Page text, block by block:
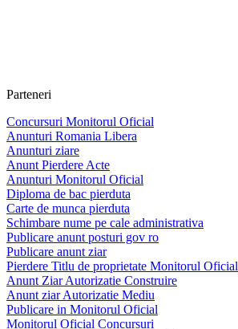
Parteneri
Concursuri Monitorul Oficial
Anunturi Romania Libera
Anunturi ziare
Anunt Pierdere Acte
Anunturi Monitorul Oficial
Diploma de bac pierduta
Carte de munca pierduta
Schimbare nume pe cale administrativa
Publicare anunt posturi gov ro
Publicare anunt ziar
Pierdere Titlu de proprietate Monitorul Oficial
Anunt Ziar Autorizatie Construire
Anunt ziar Autorizatie Mediu
Publicare in Monitorul Oficial
Monitorul Oficial Concursuri